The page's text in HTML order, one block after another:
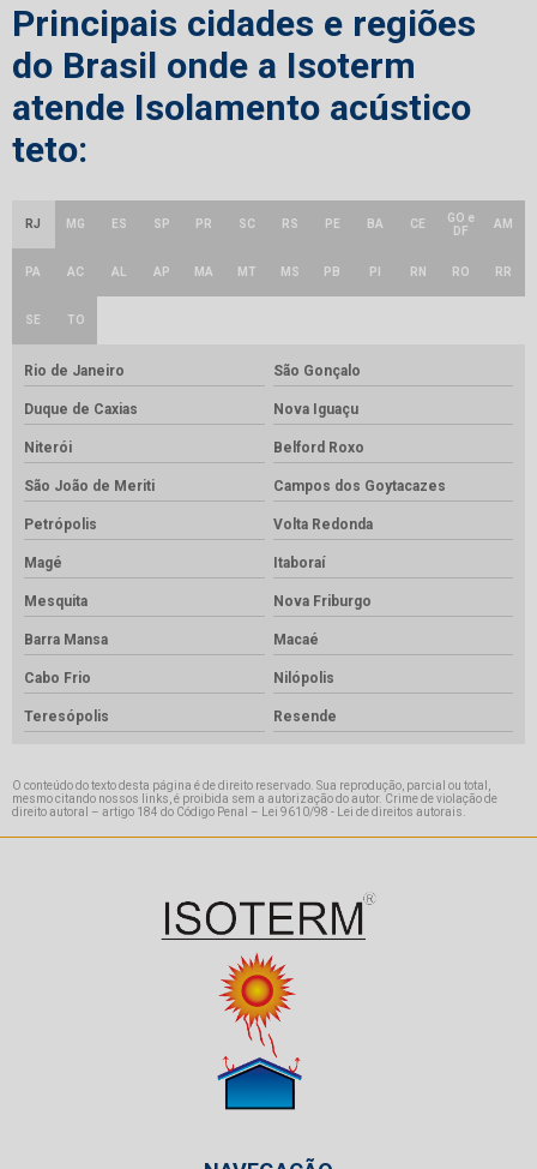
Principais cidades e regiões
do Brasil onde a Isoterm
atende Isolamento acústico
teto:
RJ MG ES SP PR SC RS PE BA CE
GO e
DF
AM
PA AC AL AP MA MT MS PB PI RN RO RR
SE TO
Rio de Janeiro São Gonçalo
Duque de Caxias Nova Iguaçu
Niterói Belford Roxo
São João de Meriti Campos dos Goytacazes
Petrópolis Volta Redonda
Magé Itaboraí
Mesquita Nova Friburgo
Barra Mansa Macaé
Cabo Frio Nilópolis
Teresópolis Resende
O conteúdo do texto desta página é de direito reservado. Sua reprodução, parcial ou total,
mesmo citando nossos links, é proibida sem a autorização do autor. Crime de violação de
direito autoral – artigo 184 do Código Penal –
Lei 9610/98 - Lei de direitos autorais